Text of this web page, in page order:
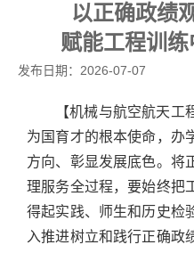
以正确政绩
赋能工程训
发布日期：2026-07-07
【机械与航空航天工
为国育才的根本使命，办
方向、彰显发展底色。将
理服务全过程，要始终把
得起实践、师生和历史检
入推进树立和践行正确政